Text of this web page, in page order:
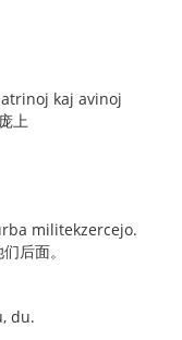
kaj avinoj
上
militekzercejo.
后面。
du.